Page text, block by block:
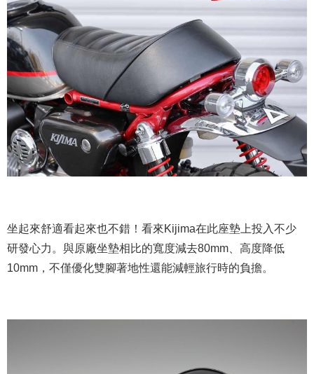
坐起來舒適看起來也不錯！看來Kijima在此座墊上投入不少
研發心力。與原廠坐墊相比的寬度減去80mm、高度降低
10mm，不僅優化雙腳著地性還能減輕旅行時的負擔。